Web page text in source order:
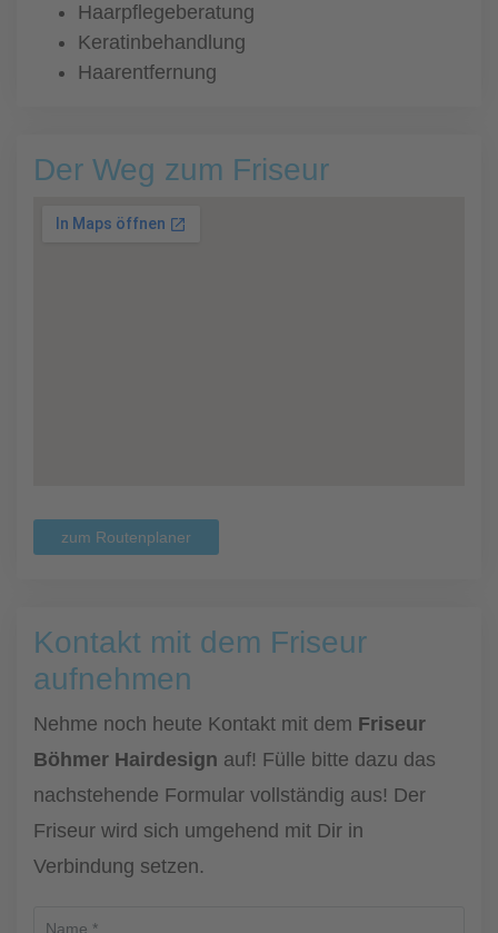
Haarpflegeberatung
Keratinbehandlung
Haarentfernung
Der Weg zum Friseur
zum Routenplaner
Kontakt mit dem Friseur
aufnehmen
Nehme noch heute Kontakt mit dem Friseur
Böhmer Hairdesign auf! Fülle bitte dazu das
nachstehende Formular vollständig aus! Der
Friseur wird sich umgehend mit Dir in
Verbindung setzen.